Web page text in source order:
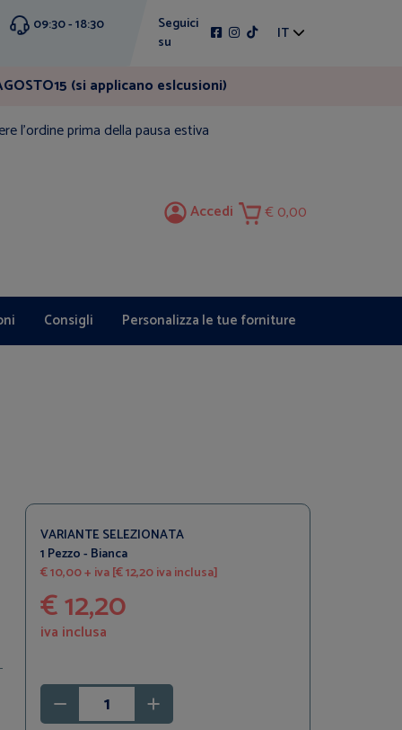
09:30 - 18:30
Seguici
su
IT
(si applicano eslcusioni)
l'ordine prima della pausa estiva
Accedi 0,00
Consigli Personalizza le tue forniture
VARIANTE SELEZIONATA
1 Pezzo - Bianca
€ 10,00 + iva [€ 12,20 iva inclusa]
€ 12,20
iva inclusa